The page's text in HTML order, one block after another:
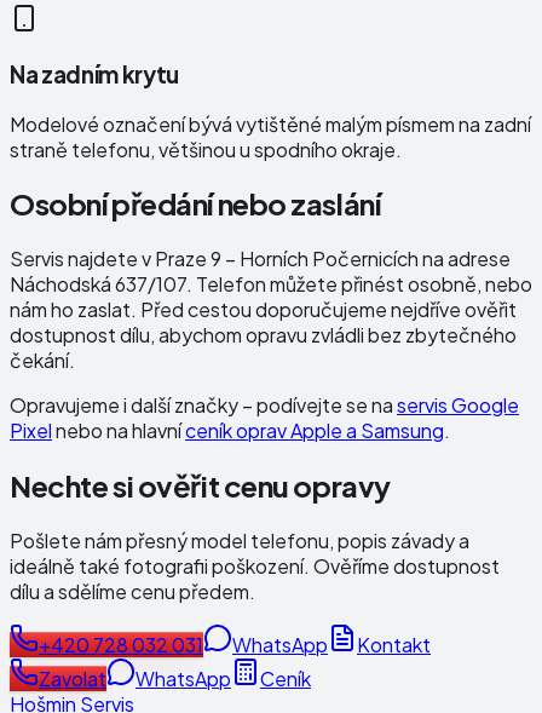
Na zadním krytu
Modelové označení bývá vytištěné malým písmem na zadní
straně telefonu, většinou u spodního okraje.
Osobní předání nebo zaslání
Servis najdete v Praze 9 – Horních Počernicích na adrese
Náchodská 637/107. Telefon můžete přinést osobně, nebo
nám ho zaslat. Před cestou doporučujeme nejdříve ověřit
dostupnost dílu, abychom opravu zvládli bez zbytečného
čekání.
Opravujeme i další značky – podívejte se naservis Google
Pixelnebo na hlavníceník oprav Apple a Samsung.
Nechte si ověřit cenu opravy
Pošlete nám přesný model telefonu, popis závady a
ideálně také fotografii poškození. Ověříme dostupnost
dílu a sdělíme cenu předem.
+420 728 032 031 WhatsApp
Kontakt
Zavolat
WhatsApp
Ceník
Hošmin Servis